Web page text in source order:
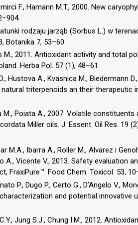
F., Hamann M.T., 2000. New
rodzaju jarząb (Sorbus L.) w
Botanika 7, 53–60.
M., 2011. Antioxidant activity and total
Herba Pol. 57 (1), 48–61.
Hustova A., Kvasnica M., Biedermann
triterpenoids an their therapeutic
M., Poiata A., 2007. Volatile
Miller oils. J. Essent. Oil Res. 19
M.A., Ibarra A., Roller M., Alvarez i
A., Vicente V., 2013. Safety evaluation
FraxiPure™. Food Chem. Toxicol. 53,
P., Dugo P., Certo G., D’Angelo V.,
and potential innovative
Jung S.J., Chung I.M., 2012.